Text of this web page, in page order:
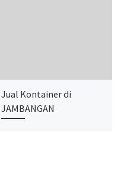
Jual Kontainer di
JAMBANGAN